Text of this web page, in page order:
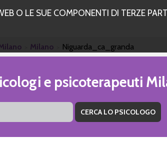
O LE SUE COMPONENTI DI TERZE
Milano Niguarda_ca_granda
e psicoterapeuti